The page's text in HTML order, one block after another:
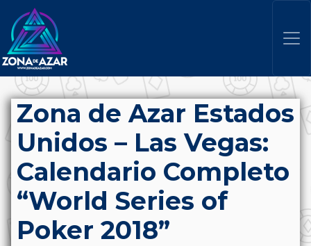
Zona de Azar Estados
Unidos – Las Vegas:
Calendario Completo
“World Series of
Poker 2018”